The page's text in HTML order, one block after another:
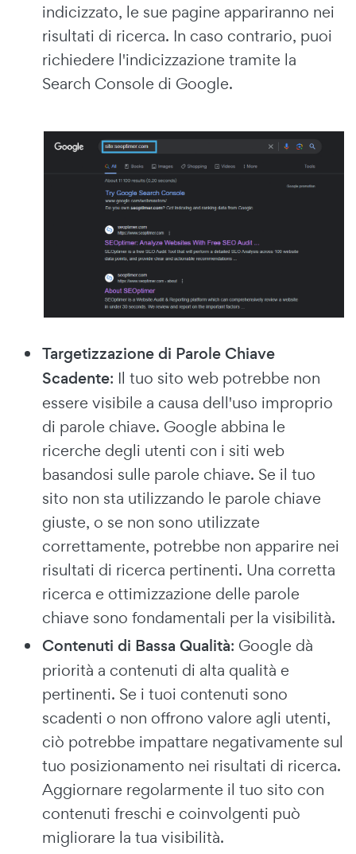
indicizzato, le sue pagine appariranno nei
risultati di ricerca. In caso contrario, puoi
richiedere l'indicizzazione tramite la
Search Console di Google.
Targetizzazione di Parole Chiave
Scadente: Il tuo sito web potrebbe non
essere visibile a causa dell'uso improprio
di parole chiave. Google abbina le
ricerche degli utenti con i siti web
basandosi sulle parole chiave. Se il tuo
sito non sta utilizzando le parole chiave
giuste, o se non sono utilizzate
correttamente, potrebbe non apparire nei
risultati di ricerca pertinenti. Una corretta
ricerca e ottimizzazione delle parole
chiave sono fondamentali per la visibilità.
Contenuti di Bassa Qualità: Google dà
priorità a contenuti di alta qualità e
pertinenti. Se i tuoi contenuti sono
scadenti o non offrono valore agli utenti,
ciò potrebbe impattare negativamente sul
tuo posizionamento nei risultati di ricerca.
Aggiornare regolarmente il tuo sito con
contenuti freschi e coinvolgenti può
migliorare la tua visibilità.